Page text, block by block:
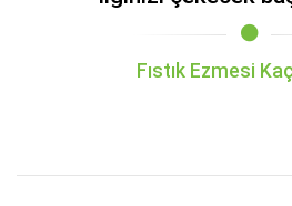
Fıstık Ezmesi